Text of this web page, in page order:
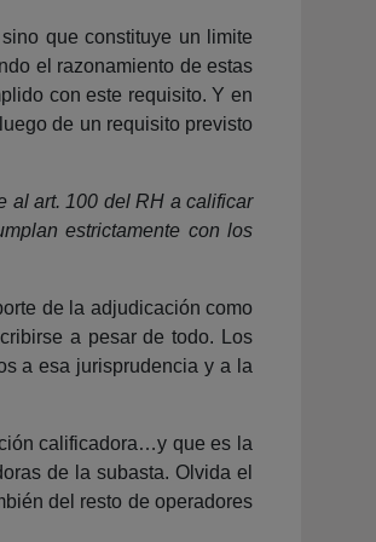
que constituye un limite
el razonamiento de estas
con este requisito. Y en
de un requisito previsto
al art. 100 del RH a calificar
estrictamente con los
de la adjudicación como
a pesar de todo. Los
a esa jurisprudencia y a la
calificadora…y que es la
de la subasta. Olvida el
del resto de operadores